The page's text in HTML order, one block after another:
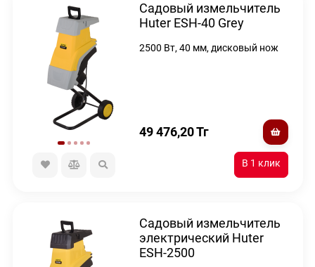
Садовый измельчитель
Huter ESH-40 Grey
2500 Вт, 40 мм, дисковый нож
49 476,20Тг
Садовый измельчитель
электрический Huter
ESH-2500